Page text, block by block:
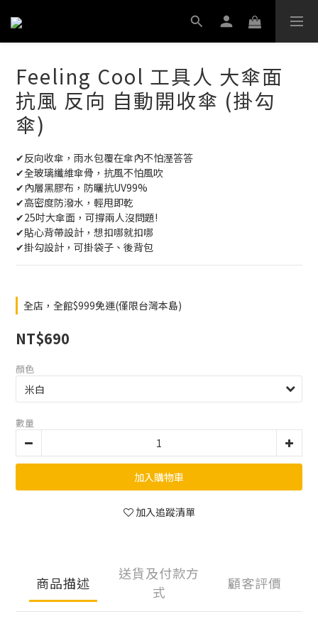
Feeling Cool 工具人 大傘面
抗風 反向 自動開收傘 (掛勾
傘)
✔反向收傘，雨水包覆在傘內不怕溼答答
✔全玻璃纖維傘骨，抗風不怕風吹
✔內層黑膠布，防曬抗UV99%
✔高密度防潑水，輕甩即乾
✔25吋大傘面，可撐兩人沒問題!
✔貼心背帶設計，想扣哪就扣哪
✔掛勾設計，可掛袋子、後背包
全店，全館$999免運(僅限台灣本島)
NT$690
顏色
數量
加入購物車
加入追蹤清單
商品描述
送貨及付款方
式
顧客評價